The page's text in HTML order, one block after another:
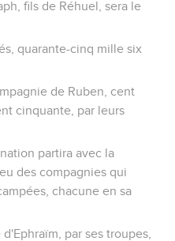
fils de Réhuel, sera le
quarante-cinq mille six
de Ruben, cent
cinquante, par leurs
partira avec la
des compagnies qui
chacune en sa
par ses troupes,